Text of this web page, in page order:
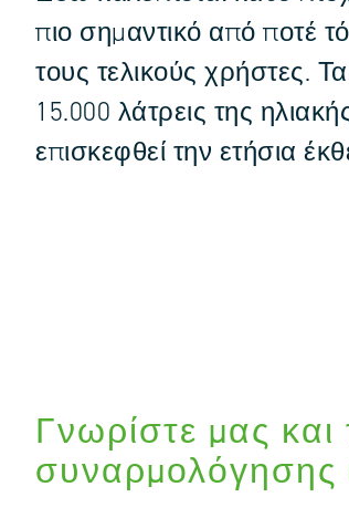
πιο σημαντικό από ποτέ
τους τελικούς χρήστες.
15.000 λάτρεις της
επισκεφθεί την ετήσια
Γνωρίστε μας
συναρμολόγησης